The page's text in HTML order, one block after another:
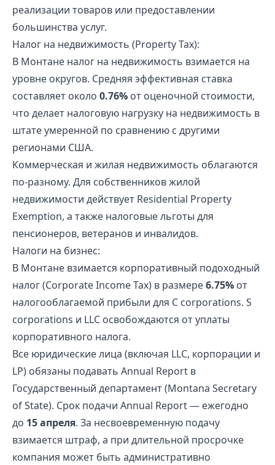
реализации товаров или предоставлении
большинства услуг.
Налог на недвижимость (Property Tax):
В Монтане налог на недвижимость взимается на
уровне округов. Средняя эффективная ставка
составляет около0.76% от оценочной стоимости,
что делает налоговую нагрузку на недвижимость в
штате умеренной по сравнению с другими
регионами США.
Коммерческая и жилая недвижимость облагаются
по-разному. Для собственников жилой
недвижимости действует Residential Property
Exemption, а также налоговые льготы для
пенсионеров, ветеранов и инвалидов.
Налоги на бизнес:
В Монтане взимается корпоративный подоходный
налог (Corporate Income Tax) в размере6.75% от
налогооблагаемой прибыли для C corporations. S
corporations и LLC освобождаются от уплаты
корпоративного налога.
Все юридические лица (включая LLC, корпорации и
LP) обязаны подавать Annual Report в
Государственный департамент (Montana Secretary
of State). Срок подачи Annual Report — ежегодно
до 15 апреля. За несвоевременную подачу
взимается штраф, а при длительной просрочке
компания может быть административно